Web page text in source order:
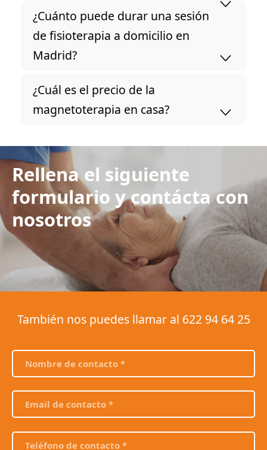
¿Cuánto puede durar una sesión
de fisioterapia a domicilio en
Madrid?
¿Cuál es el precio de la
magnetoterapia en casa?
Rellena el siguiente
formulario y contácta con
nosotros
También nos puedes llamar al 622 94 64 25